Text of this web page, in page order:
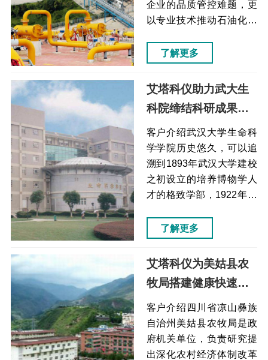
量管控领域，用国产仪器
汽车产业链向更安全、更
环保、更健康方向持续发
企业的品质管控难题，更
以专业技术推动石油化工
气作为重要化工原料与民
用燃料，广泛应用于化工
生产、金属切割、农产品
烘烤等场景，精准检测是
保障其高效、安全应用的
关键。科捷仪器始终以技
术创新为核心，用可靠的
分析仪器与定制化解决方
案，为各行业提供精准检
测支撑，助力国产分析仪
等场景实现更广泛应用，
推动行业高质量发展。
了解更多
艾塔科仪助力武大生
科院缔结科研成果
（细胞破碎仪）
客户介绍武汉大学生命科
学学院历史悠久，可以追
溯到1893年武汉大学建校
之初设立的培养博物学人
才的格致学部，1922年成
病毒学系，1992年生物学
系、病毒学系和生物工程
中心合并成立生命科学学
院。武汉大学痛点解决方
案效果组织细胞样品破碎
时间长，达2分钟以上且标
的物得率低样品通过高频
振荡、氧化锆研磨珠破碎
在20秒内完成破碎和裂
了解更多
艾塔科仪为美姑县农
牧局搭建健康快速发
展新通道（原子荧光
光谱仪）
客户介绍四川省凉山彝族
自治州美姑县农牧局是政
府机关单位，负责研究提
出深化农村经济体制改革